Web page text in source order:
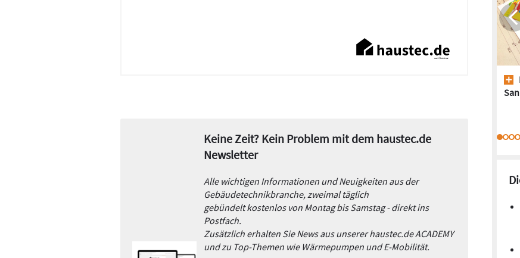
Keine Zeit? Kein Problem mit dem haustec.de
Newsletter
Alle wichtigen Informationen und Neuigkeiten aus der
Gebäudetechnikbranche, zweimal täglich
gebündelt kostenlos von Montag bis Samstag - direkt ins
Postfach.
Zusätzlich erhalten Sie News aus unserer haustec.de ACADEMY
und zu Top-Themen wie Wärmepumpen und E-Mobilität.